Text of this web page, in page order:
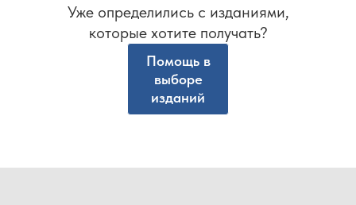
Уже определились с изданиями,
которые хотите получать?
Помощь в
выборе
изданий